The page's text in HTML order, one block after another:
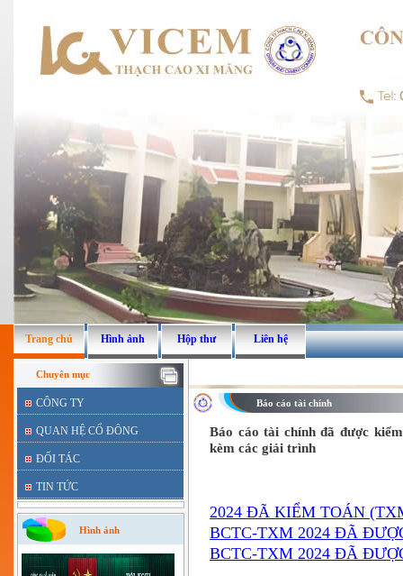
Trang chủ Hình ảnh Hộp thư Liên hệ
Chuyên mục
CÔNG TY
QUAN HỆ CỔ ĐÔNG
ĐỐI TÁC
TIN TỨC
Hình ảnh
Báo cáo tài chính
Báo cáo tài chính đã được
kèm các giải trình
2024 ĐÃ KIỂM TOÁN
BCTC-TXM 2024 ĐÃ
BCTC-TXM 2024 ĐÃ